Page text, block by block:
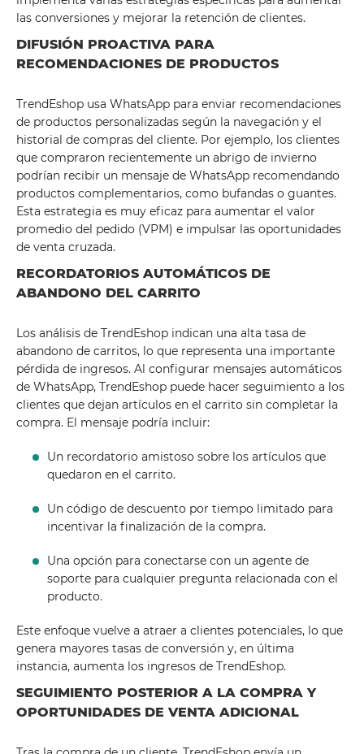
las conversiones y mejorar la retención de clientes.
DIFUSIÓN PROACTIVA PARA
RECOMENDACIONES DE PRODUCTOS
TrendEshop usa WhatsApp para enviar recomendaciones
de productos personalizadas según la navegación y el
historial de compras del cliente. Por ejemplo, los clientes
que compraron recientemente un abrigo de invierno
podrían recibir un mensaje de WhatsApp recomendando
productos complementarios, como bufandas o guantes.
Esta estrategia es muy eficaz para aumentar el valor
promedio del pedido (VPM) e impulsar las oportunidades
de venta cruzada.
RECORDATORIOS AUTOMÁTICOS DE
ABANDONO DEL CARRITO
Los análisis de TrendEshop indican una alta tasa de
abandono de carritos, lo que representa una importante
pérdida de ingresos. Al configurar mensajes automáticos
de WhatsApp, TrendEshop puede hacer seguimiento a los
clientes que dejan artículos en el carrito sin completar la
compra. El mensaje podría incluir:
Un recordatorio amistoso sobre los artículos que
quedaron en el carrito.
Un código de descuento por tiempo limitado para
incentivar la finalización de la compra.
Una opción para conectarse con un agente de
soporte para cualquier pregunta relacionada con el
producto.
Este enfoque vuelve a atraer a clientes potenciales, lo que
genera mayores tasas de conversión y, en última
instancia, aumenta los ingresos de TrendEshop.
SEGUIMIENTO POSTERIOR A LA COMPRA Y
OPORTUNIDADES DE VENTA ADICIONAL